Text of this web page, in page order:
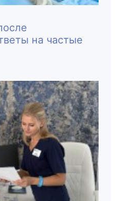
на частые